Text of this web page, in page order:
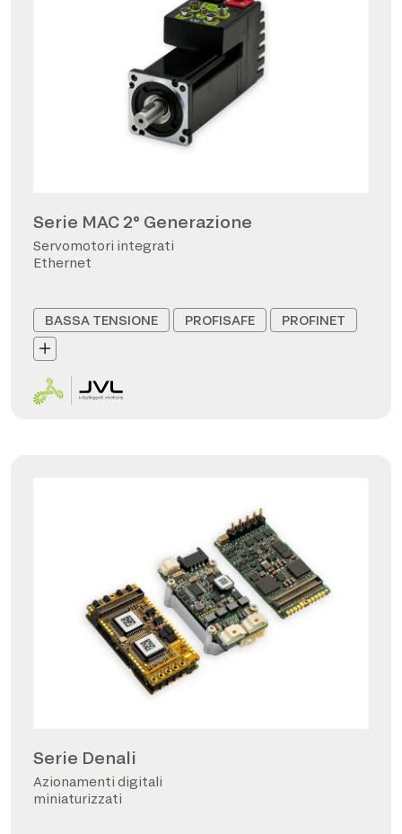
Serie MAC 2° Generazione
Servomotori integrati
Ethernet
BASSA TENSIONE PROFISAFE PROFINET
Serie Denali
Azionamenti digitali
miniaturizzati